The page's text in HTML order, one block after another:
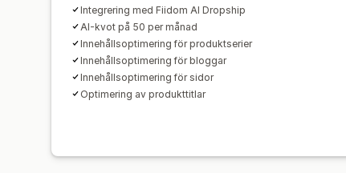
Integrering med Fiidom AI Dropship
AI-kvot på 50 per månad
Innehållsoptimering för produktserier
Innehållsoptimering för bloggar
Innehållsoptimering för sidor
Optimering av produkttitlar